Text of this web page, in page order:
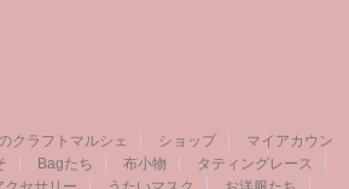
クラフトマルシェ ショップ
マイアカウン
Bagたち 布小物
タティングレース